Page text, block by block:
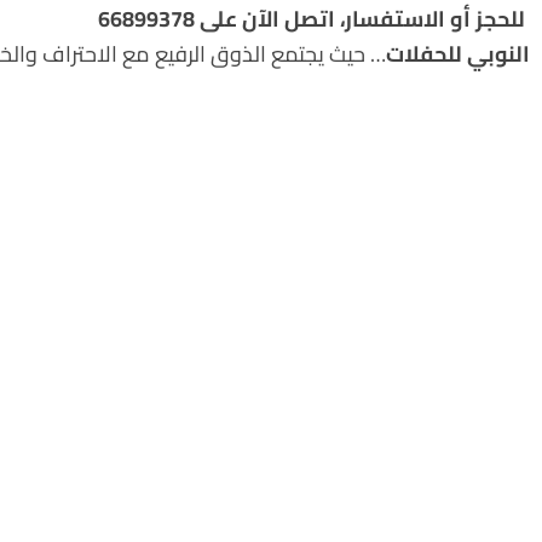
للحجز أو الاستفسار، اتصل الآن على 66899378
النوبي للحفلات… حيث يجتمع الذوق الرفيع مع الاحتراف